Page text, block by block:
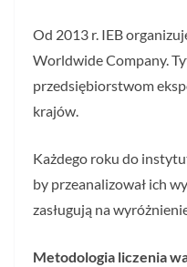
Od 2013 r. IEB
Worldwide Company.
przedsiębiorstwom
krajów.
Każdego roku do
by przeanalizował ich
zasługują na
Metodologia liczenia